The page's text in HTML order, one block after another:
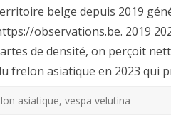
belge depuis 2019
observations.be. 2019
de densité, on perçoit
frelon asiatique en 2023 qui
asiatique, vespa velutina